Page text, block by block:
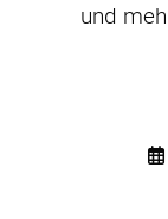
und